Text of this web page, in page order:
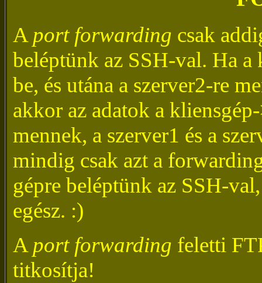
A port forwarding csak
beléptünk az SSH-val. Ha
be, és utána a szerver2-re
akkor az adatok a
mennek, a szerver1 és a
mindig csak azt a
gépre beléptünk az SSH-
egész. :)
A port forwarding feletti
titkosítja!